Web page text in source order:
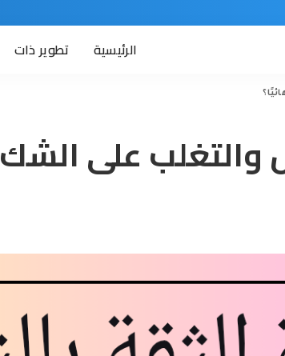
الرئيسية تطوير ذات
والتغلب على